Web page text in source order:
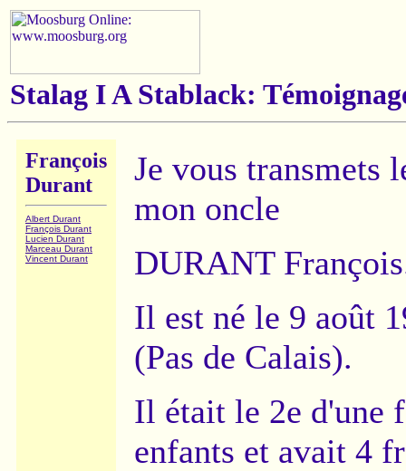
Stalag I A Stablack:
François
Durant
Albert Durant
François Durant
Lucien Durant
Marceau Durant
Vincent Durant
Je vous transmets
mon oncle
DURANT
Il est né le 9 août
(Pas de Calais).
Il était le 2e d'une
enfants et avait 4